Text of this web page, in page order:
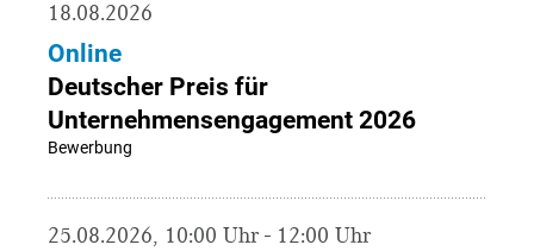
18.08.2026
Online
Deutscher Preis für
Unternehmensengagement 2026
Bewerbung
25.08.2026, 10:00 Uhr - 12:00 Uhr